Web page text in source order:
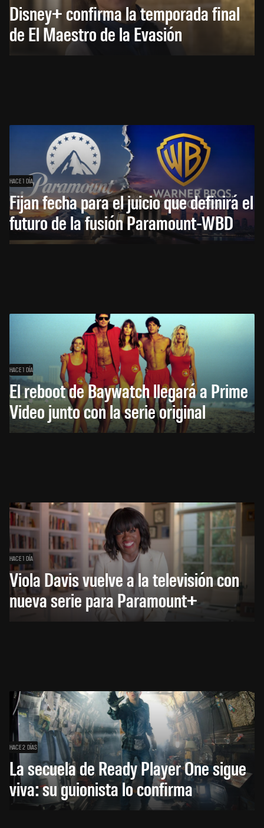
Disney+ confirma la temporada final
de El Maestro de la Evasión
HACE 1 DÍA
Fijan fecha para el juicio que definirá el
futuro de la fusión Paramount-WBD
HACE 1 DÍA
El reboot de Baywatch llegará a Prime
Video junto con la serie original
HACE 1 DÍA
Viola Davis vuelve a la televisión con
nueva serie para Paramount+
HACE 2 DÍAS
La secuela de Ready Player One sigue
viva: su guionista lo confirma